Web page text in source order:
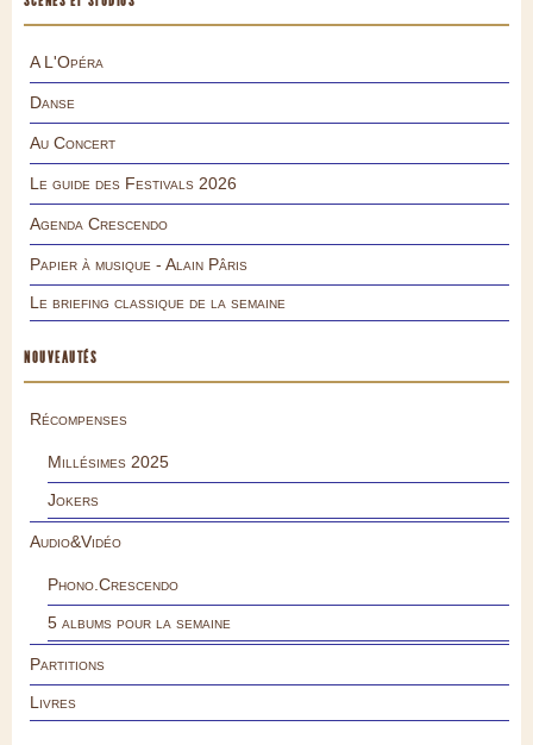
A L'Opéra
Danse
Au Concert
Le guide des Festivals 2026
Agenda Crescendo
Papier à musique - Alain Pâris
Le briefing classique de la semaine
NOUVEAUTÉS
Récompenses
Millésimes 2025
Jokers
Audio&Vidéo
Phono.Crescendo
5 albums pour la semaine
Partitions
Livres